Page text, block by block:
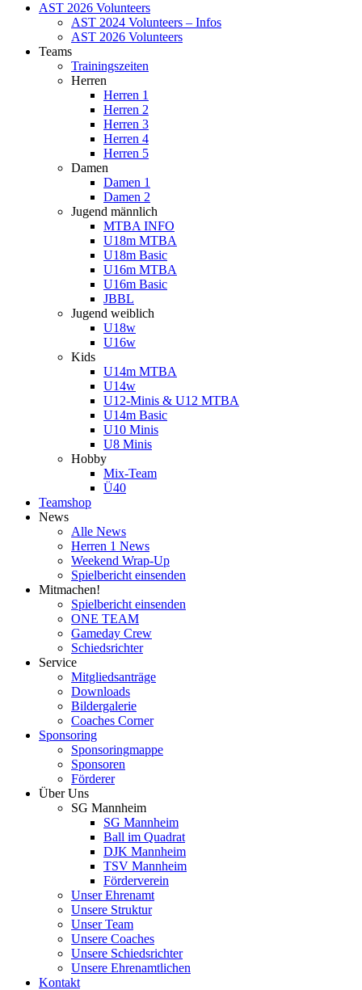
AST 2026 Volunteers
AST 2024 Volunteers – Infos
AST 2026 Volunteers
Teams
Trainingszeiten
Herren
Herren 1
Herren 2
Herren 3
Herren 4
Herren 5
Damen
Damen 1
Damen 2
Jugend männlich
MTBA INFO
U18m MTBA
U18m Basic
U16m MTBA
U16m Basic
JBBL
Jugend weiblich
U18w
U16w
Kids
U14m MTBA
U14w
U12-Minis & U12 MTBA
U14m Basic
U10 Minis
U8 Minis
Hobby
Mix-Team
Ü40
Teamshop
News
Alle News
Herren 1 News
Weekend Wrap-Up
Spielbericht einsenden
Mitmachen!
Spielbericht einsenden
ONE TEAM
Gameday Crew
Schiedsrichter
Service
Mitgliedsanträge
Downloads
Bildergalerie
Coaches Corner
Sponsoring
Sponsoringmappe
Sponsoren
Förderer
Über Uns
SG Mannheim
SG Mannheim
Ball im Quadrat
DJK Mannheim
TSV Mannheim
Förderverein
Unser Ehrenamt
Unsere Struktur
Unser Team
Unsere Coaches
Unsere Schiedsrichter
Unsere Ehrenamtlichen
Kontakt